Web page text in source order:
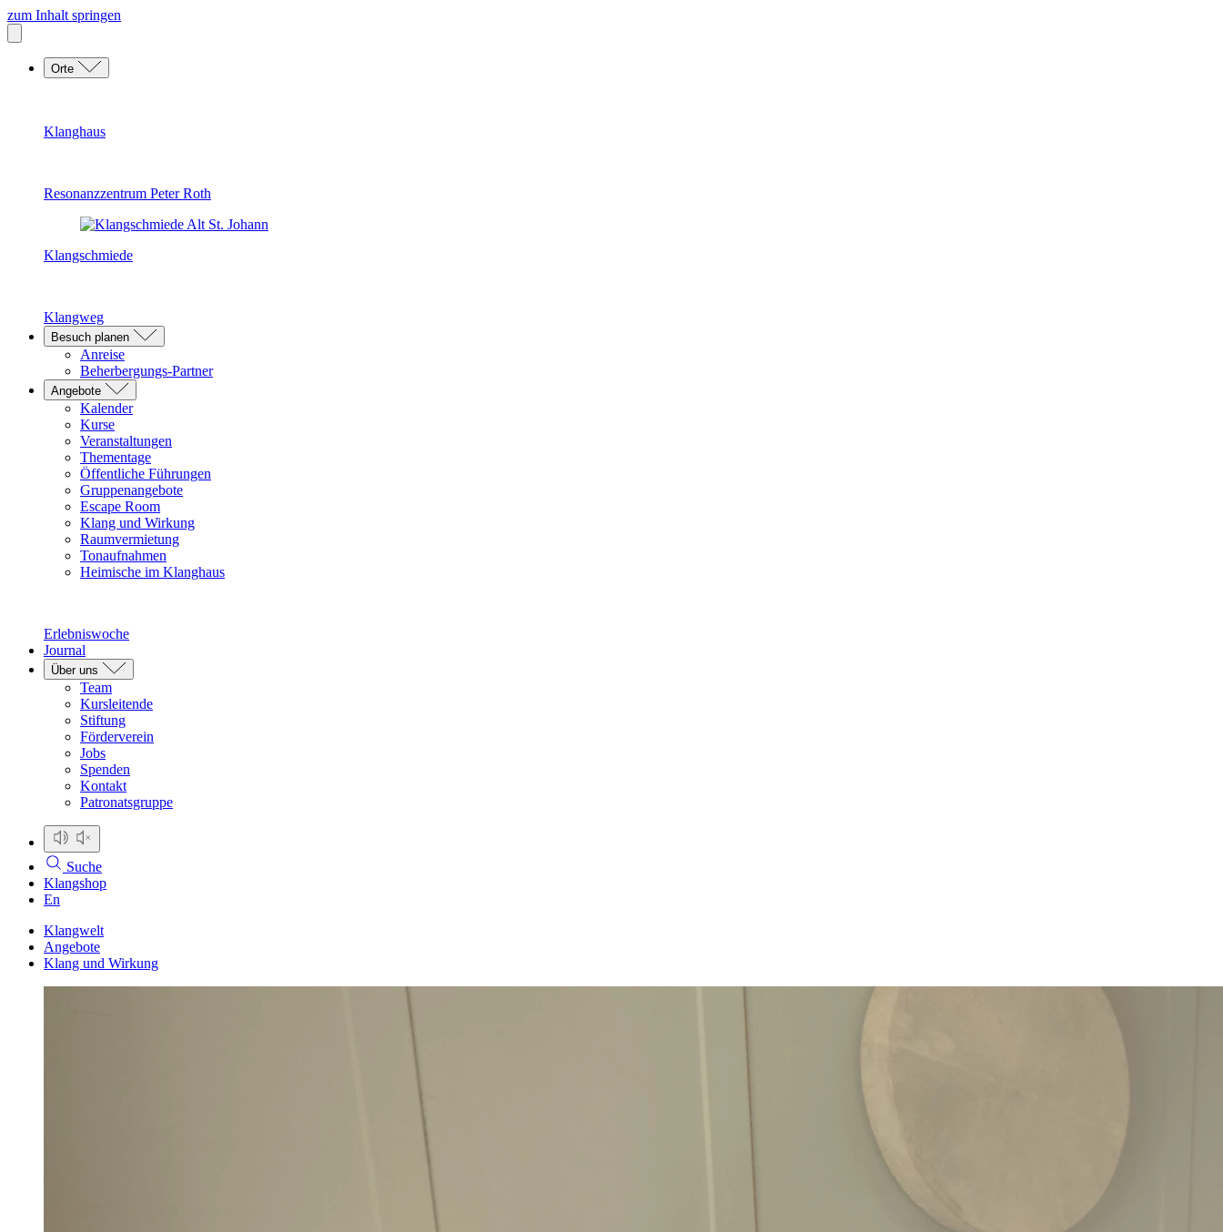
zum Inhalt springen
Orte
Klanghaus
Resonanzzentrum Peter Roth
Klangschmiede
Klangweg
Besuch planen
Anreise
Beherbergungs-Partner
Angebote
Kalender
Kurse
Veranstaltungen
Thementage
Öffentliche Führungen
Gruppenangebote
Escape Room
Klang und Wirkung
Raumvermietung
Tonaufnahmen
Heimische im Klanghaus
Erlebniswoche
Journal
Über uns
Team
Kursleitende
Stiftung
Förderverein
Jobs
Spenden
Kontakt
Patronatsgruppe
Suche
Klangshop
En
Klangwelt
Angebote
Klang und Wirkung